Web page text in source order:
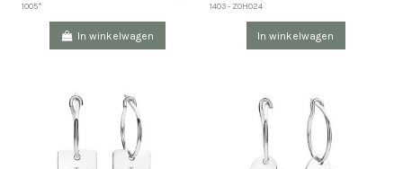
1005*
In winkelwagen
1403 - ZOH024
In winkelwagen